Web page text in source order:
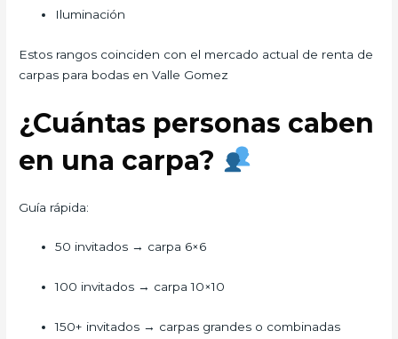
Iluminación
Estos rangos coinciden con el mercado actual de renta de
carpas para bodas en Valle Gomez
¿Cuántas personas caben
en una carpa?
Guía rápida:
50 invitados → carpa 6×6
100 invitados → carpa 10×10
150+ invitados → carpas grandes o combinadas